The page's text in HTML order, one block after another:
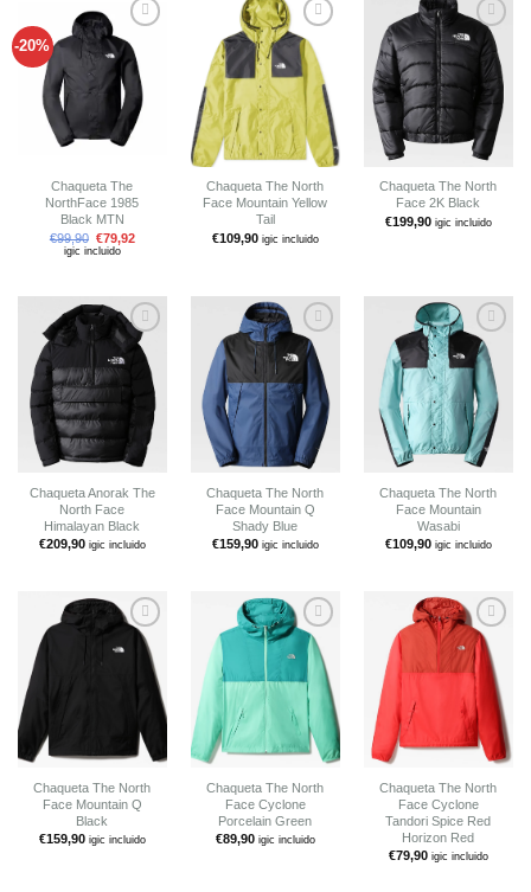
-20%
Añadir
a tu
lista de
deseos
Chaqueta The
NorthFace 1985
Black MTN
€99,90 €79,92
igic incluido
Añadir
a tu
lista de
deseos
Chaqueta The North
Face Mountain Yellow
Tail
€109,90 igic incluido
Añadir
a tu
lista de
deseos
Chaqueta The North
Face 2K Black
€199,90 igic incluido
Añadir
lista de
deseos
Chaqueta Anorak The
North Face
Himalayan Black
€209,90 igic incluido
Añadir
a tu
lista de
deseos
Chaqueta The North
Face Mountain Q
Shady Blue
€159,90 igic incluido
Añadir
a tu
lista de
deseos
Chaqueta The North
Face Mountain
Wasabi
€109,90 igic incluido
Añadir
lista de
Chaqueta The North
Face Mountain Q
Black
€159,90 igic incluido
Añadir
a tu
lista de
deseos
Chaqueta The North
Face Cyclone
Porcelain Green
€89,90 igic incluido
Añadir
a tu
lista de
deseos
Chaqueta The North
Face Cyclone
Tandori Spice Red
Horizon Red
€79,90 igic incluido